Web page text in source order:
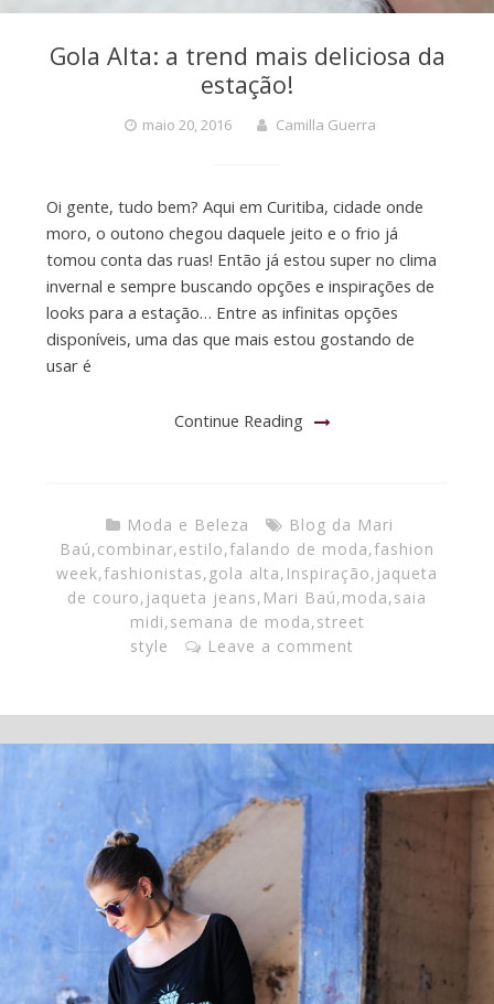
Gola Alta: a trend mais deliciosa da
estação!
maio 20, 2016 Camilla Guerra
Oi gente, tudo bem? Aqui em Curitiba, cidade onde
moro, o outono chegou daquele jeito e o frio já
tomou conta das ruas! Então já estou super no clima
invernal e sempre buscando opções e inspirações de
looks para a estação… Entre as infinitas opções
disponíveis, uma das que mais estou gostando de
usar é
Continue Reading
Moda e Beleza
Blog da Mari
Baú,combinar,estilo,falando de moda,fashion
week,fashionistas, gola alta, Inspiração, jaqueta
de couro, jaqueta jeans, Mari Baú,moda,saia
midi,semana de moda,street
style
Leave a comment